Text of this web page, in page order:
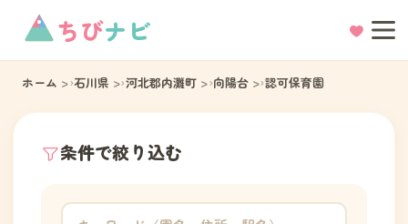
ちびナビ
ホーム 石川県 河北郡内灘町 向陽台 認可保育園
条件で絞り込む